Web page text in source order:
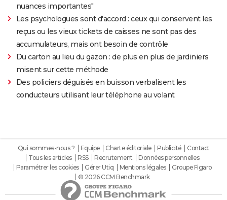
nuances importantes"
Les psychologues sont d'accord : ceux qui conservent les
reçus ou les vieux tickets de caisses ne sont pas des
accumulateurs, mais ont besoin de contrôle
Du carton au lieu du gazon : de plus en plus de jardiniers
misent sur cette méthode
Des policiers déguisés en buisson verbalisent les
conducteurs utilisant leur téléphone au volant
Qui sommes-nous ? Equipe Charte éditoriale Publicité
Contact
Tous les articles
RSS Recrutement
Données personnelles
Paramétrer les cookies
Gérer Utiq Mentions légales
Groupe Figaro
© 2026 CCM Benchmark